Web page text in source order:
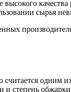
сырья
одним
и степень